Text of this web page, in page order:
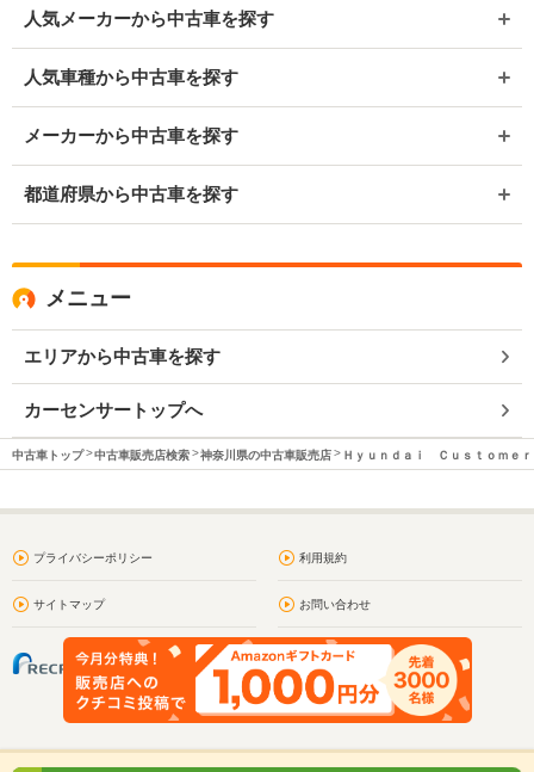
人気メーカーから中古車を探す
人気車種から中古車を探す
メーカーから中古車を探す
都道府県から中古車を探す
メニュー
エリアから中古車を探す
カーセンサートップへ
中古車トップ 中古車販売店検索 神奈川県の中古車販売店 Ｈｙｕｎｄａｉ Ｃｕｓｔｏｍ
プライバシーポリシー 利用規約
サイトマップ お問い合わせ